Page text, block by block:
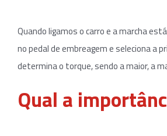
Quando ligamos o carro e a marcha
no pedal de embreagem e seleciona a
determina o torque, sendo a maior, a
Qual a